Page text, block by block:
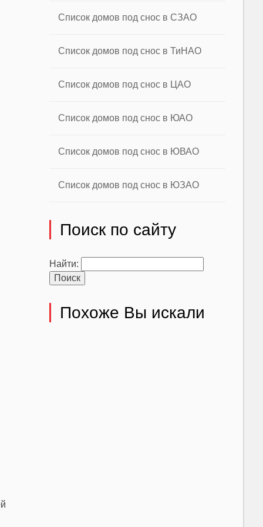
Список домов под снос в СЗАО
Список домов под снос в ТиНАО
Список домов под снос в ЦАО
Список домов под снос в ЮАО
Список домов под снос в ЮВАО
Список домов под снос в ЮЗАО
Поиск по сайту
Найти:
Похоже Вы искали